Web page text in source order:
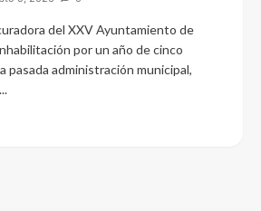
del XXV Ayuntamiento de
por un año de cinco
pasada administración municipal,